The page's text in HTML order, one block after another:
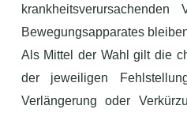
krankheitsverursachenden
Bewegungsapparates
Als Mittel der Wahl gilt die
der jeweiligen
Verlängerung oder